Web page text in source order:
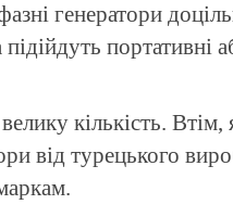
генератори
портативні
кількість. Втім,
від турецького